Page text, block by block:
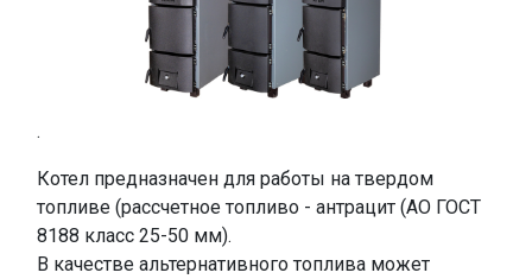
.
Котел предназначен для работы на твердом
топливе (рассчетное топливо - антрацит (АО ГОСТ
8188 класс 25-50 мм).
В качестве альтернативного топлива может